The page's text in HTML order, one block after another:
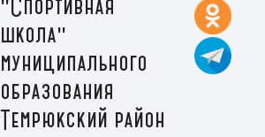
"Спортивная
школа"
муниципального
образования
Темрюкский район